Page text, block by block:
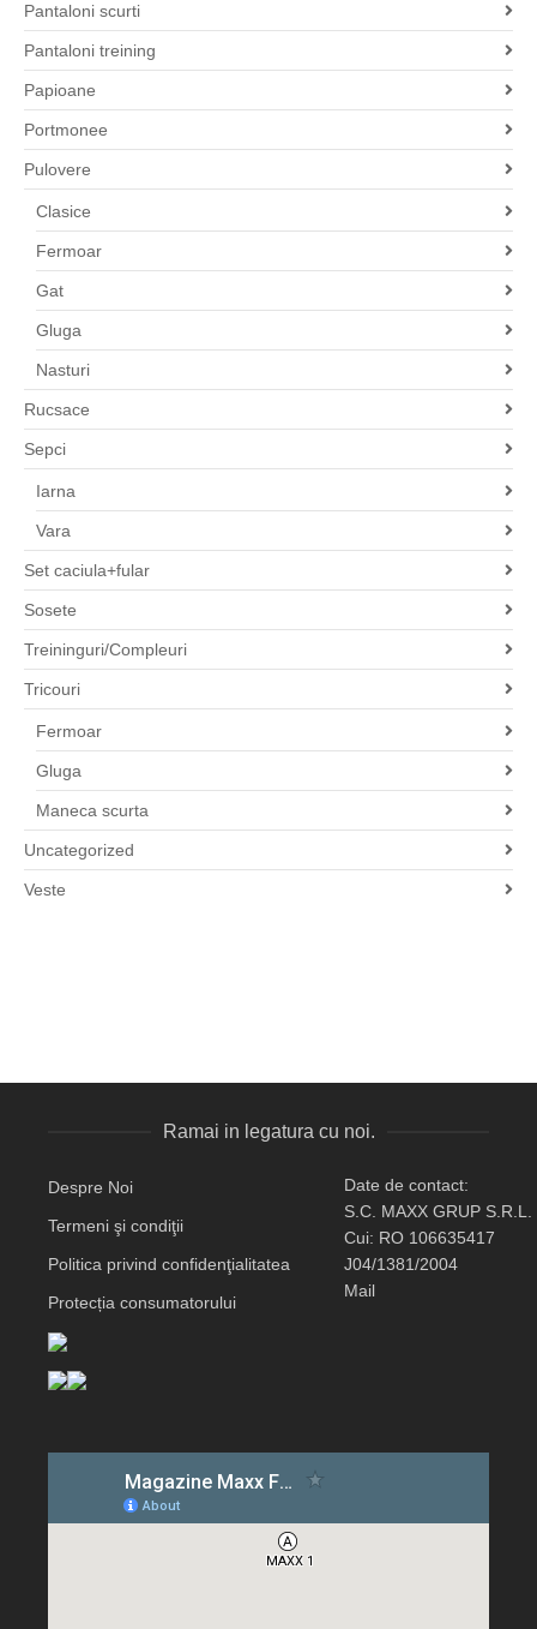
Pantaloni scurti
Pantaloni treining
Papioane
Portmonee
Pulovere
Clasice
Fermoar
Gat
Gluga
Nasturi
Rucsace
Sepci
Iarna
Vara
Set caciula+fular
Sosete
Treininguri/Compleuri
Tricouri
Fermoar
Gluga
Maneca scurta
Uncategorized
Veste
Ramai in legatura cu noi.
Despre Noi
Termeni şi condiţii
Politica privind confidenţialitatea
Protecția consumatorului
Date de contact:
S.C. MAXX GRUP S.R.L.
Cui: RO 106635417
J04/1381/2004
Mail